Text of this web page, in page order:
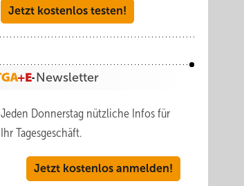
Jetzt kostenlos testen!
Newsletter
Jeden Donnerstag nützliche Infos für
Ihr Tagesgeschäft.
Jetzt kostenlos anmelden!